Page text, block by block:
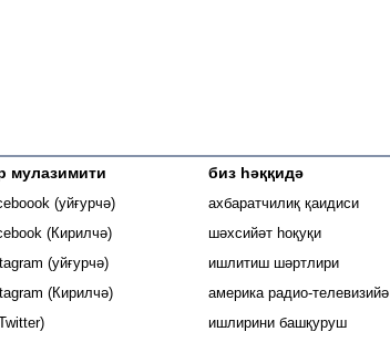
мулазимити
(уйғурчә) Opens in new window
(Кирилчә)
(уйғурчә)
(Кирилчә)
биз һәққидә
ахбаратчилиқ қаидиси
шәхсийәт һоқуқи
ишлитиш шәртлири
америка радио-телевизийә
ишлирини башқуруш